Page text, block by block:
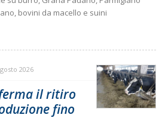
bovini da macello e suini
2026
il ritiro
fino